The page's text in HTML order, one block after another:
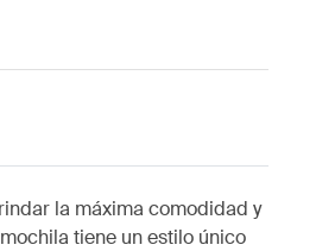
Negro (selected)
la máxima comodidad y
tiene un estilo único